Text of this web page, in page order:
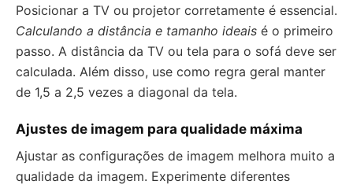
Posicionar a TV ou projetor corretamente é essencial.
Calculando a distância e tamanho ideais é o primeiro
passo. A distância da TV ou tela para o sofá deve ser
calculada. Além disso, use como regra geral manter
de 1,5 a 2,5 vezes a diagonal da tela.
Ajustes de imagem para qualidade máxima
Ajustar as configurações de imagem melhora muito a
qualidade da imagem. Experimente diferentes